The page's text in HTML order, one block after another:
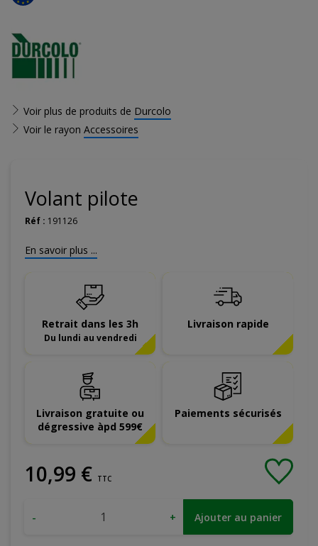
Voir plus de produits de Durcolo
Voir le rayon Accessoires
Volant pilote
Réf : 191126
En savoir plus ...
Retrait dans les 3h
Du lundi au vendredi
Livraison rapide
Livraison gratuite ou
dégressive àpd 599€
Paiements sécurisés
10,99 € TTC
- + Ajouter au panier